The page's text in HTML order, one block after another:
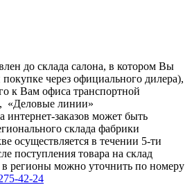
до склада салона, в котором Вы
покупке через официального дилера),
к Вам офиса транспортной
«Деловые линии»
интернет-заказов может быть
склада фабрики
осуществляется в течении 5-ти
поступления товара на склад
в регионы можно уточнить по номеру
42-24